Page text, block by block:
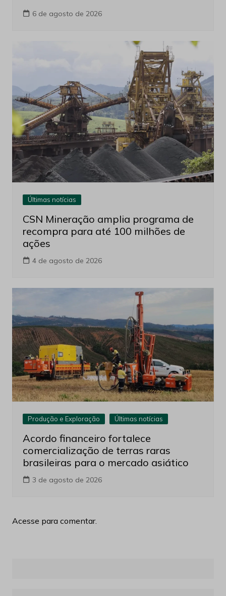
6 de agosto de 2026
Últimas notícias
CSN Mineração amplia programa de
recompra para até 100 milhões de
ações
4 de agosto de 2026
Produção e Exploração Últimas notícias
Acordo financeiro fortalece
comercialização de terras raras
brasileiras para o mercado asiático
3 de agosto de 2026
Acesse para comentar.